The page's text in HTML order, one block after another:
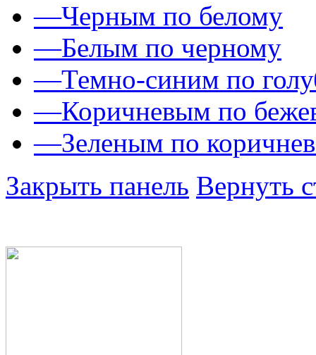
—Черным по белому
—Белым по черному
—Темно-синим по
—Коричневым по
—Зеленым по
Закрыть панель Вернуть